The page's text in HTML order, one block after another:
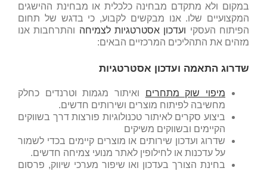
במקום ולא מתקדם מבחינה כלכלית או מבחינת ההישגים
המקצועיים שלו. אנו מבקשים לקבוע, כי בדגש של תחום
הפיתוח העסקי ועדכון אסטרטגיות לצמיחה והתרחבות אנו
מזהים את התהליכים המרכזיים הבאים:
שדרוג התאמה ועדכון אסטרטגיות
מיפוי שוק מתחרים ואיתור מגמות וטרנדים כחלק
מחשיבה לפיתוח מוצרים ושירותים חדשים.
ביצוע סקרים לאיתור טכנולוגיות פורצות דרך בשווקים
הקיימים ובשווקים משיקים
שדרוג ועדכון שירותים או מוצרים קיימים בכדי לשמור
על עדכנות או לחילופין לאתר מנועי צמיחה חדשים.
בחינת הצורך בעדכון ואו שיפור מערכי שיווק, פרסום